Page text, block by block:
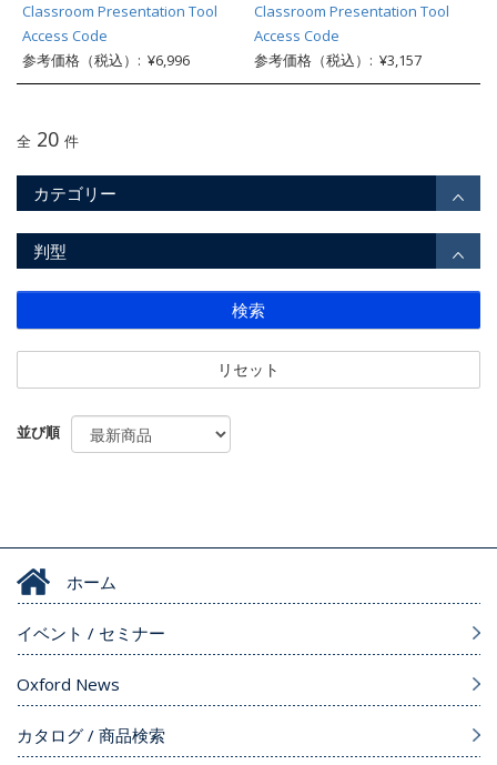
Classroom Presentation Tool
Access Code
参考価格（税込）: ¥6,996
Classroom Presentation Tool
Access Code
参考価格（税込）: ¥3,157
全 20 件
カテゴリー
判型
検索
リセット
並び順
ホーム
イベント / セミナー
Oxford News
カタログ / 商品検索